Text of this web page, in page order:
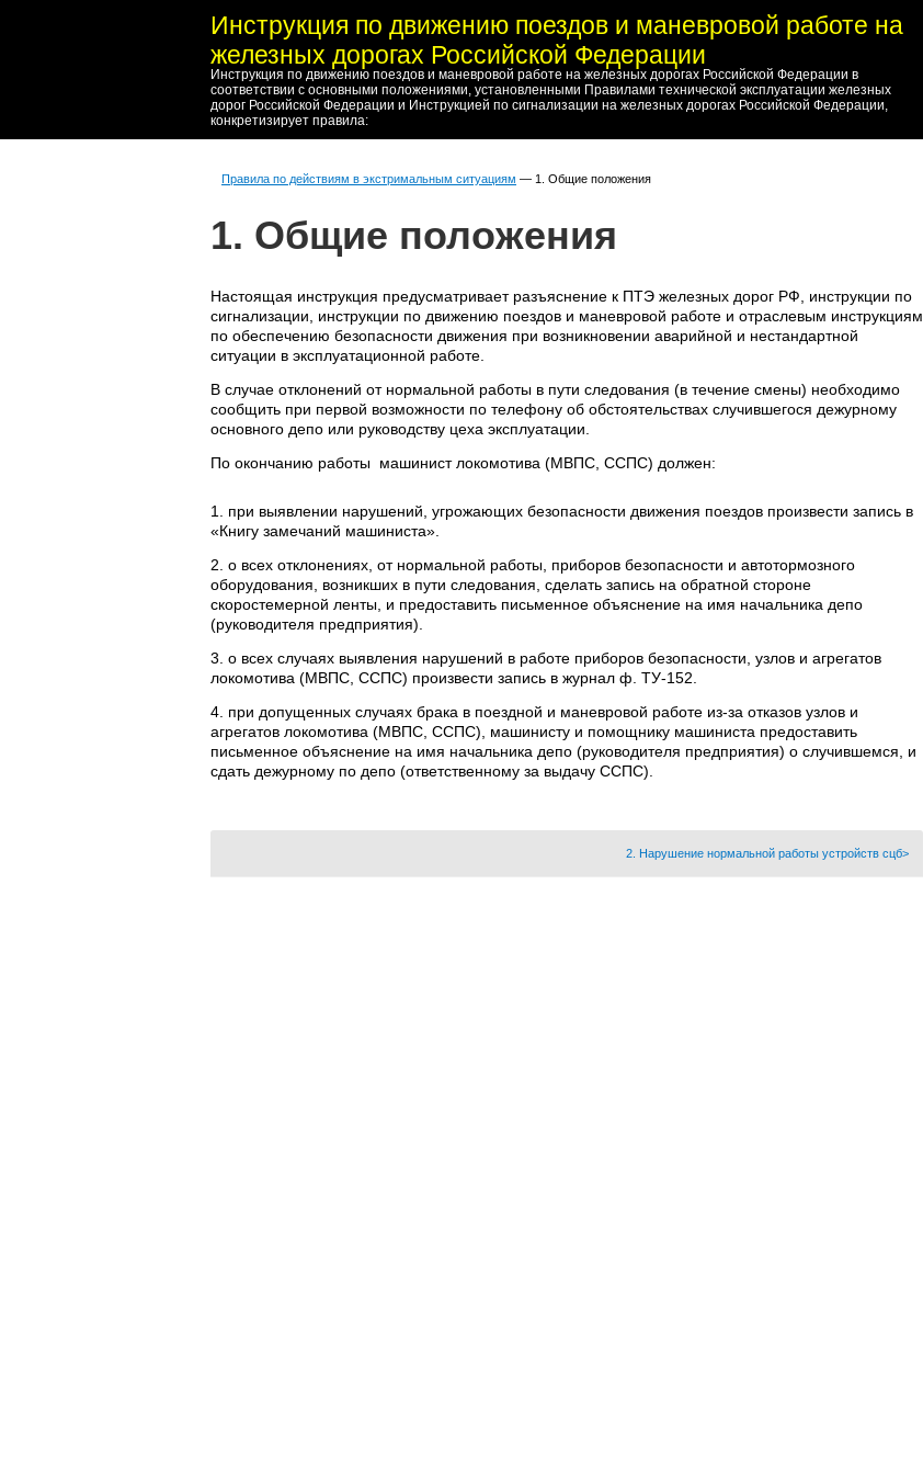
Инструкция по движению поездов и маневровой работе на
железных дорогах Российской Федерации
Инструкция по движению поездов и маневровой работе на железных дорогах Российской Федерации в
соответствии с основными положениями, установленными Правилами технической эксплуатации железных
дорог Российской Федерации и Инструкцией по сигнализации на железных дорогах Российской Федерации,
конкретизирует правила:
Правила по действиям в экстримальным ситуациям — 1. Общие положения
1. Общие положения
Настоящая инструкция предусматривает разъяснение к ПТЭ железных дорог РФ, инструкции по
сигнализации, инструкции по движению поездов и маневровой работе и отраслевым инструкциям
по обеспечению безопасности движения при возникновении аварийной и нестандартной
ситуации в эксплуатационной работе.
В случае отклонений от нормальной работы в пути следования (в течение смены) необходимо
сообщить при первой возможности по телефону об обстоятельствах случившегося дежурному
основного депо или руководству цеха эксплуатации.
По окончанию работы машинист локомотива (МВПС, ССПС) должен:
1. при выявлении нарушений, угрожающих безопасности движения поездов произвести запись в
«Книгу замечаний машиниста».
2. о всех отклонениях, от нормальной работы, приборов безопасности и автотормозного
оборудования, возникших в пути следования, сделать запись на обратной стороне
скоростемерной ленты, и предоставить письменное объяснение на имя начальника депо
(руководителя предприятия).
3. о всех случаях выявления нарушений в работе приборов безопасности, узлов и агрегатов
локомотива (МВПС, ССПС) произвести запись в журнал ф. ТУ-152.
4. при допущенных случаях брака в поездной и маневровой работе из-за отказов узлов и
агрегатов локомотива (МВПС, ССПС), машинисту и помощнику машиниста предоставить
письменное объяснение на имя начальника депо (руководителя предприятия) о случившемся, и
сдать дежурному по депо (ответственному за выдачу ССПС).
2. Нарушение нормальной работы устройств сцб>